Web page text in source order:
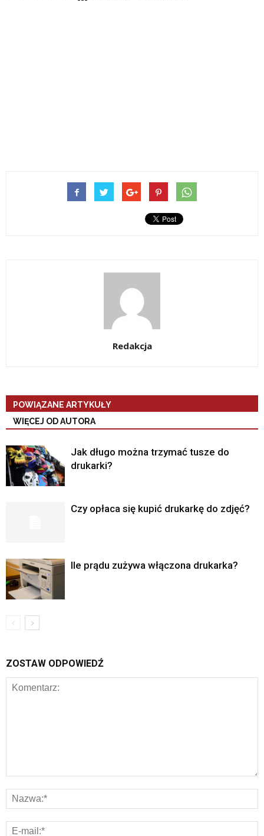
Redakcja
POWIĄZANE ARTYKUŁY
WIĘCEJ OD AUTORA
Jak długo można trzymać tusze do
drukarki?
Czy opłaca się kupić drukarkę do zdjęć?
Ile prądu zużywa włączona drukarka?
ZOSTAW ODPOWIEDŹ